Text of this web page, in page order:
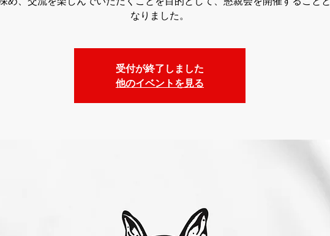
なりました。
受付が終了しました
他のイベントを見る